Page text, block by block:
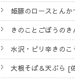
姫豚のロースとん
きのことごぼうの
水沢・ピリ辛きの
大根そば＆天ぷら [